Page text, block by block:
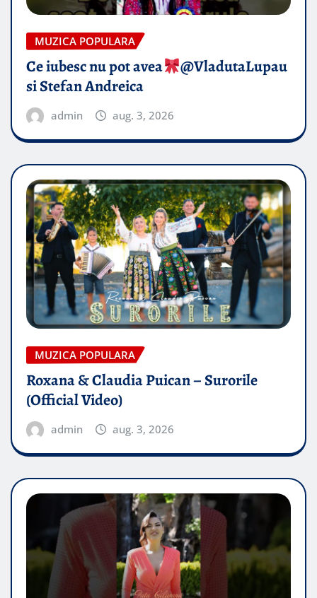
MUZICA POPULARA
Ce iubesc nu pot avea
​@VladutaLupau
si Stefan Andreica
admin aug. 3, 2026
MUZICA POPULARA
Roxana & Claudia Puican – Surorile
(Official Video)
admin aug. 3, 2026